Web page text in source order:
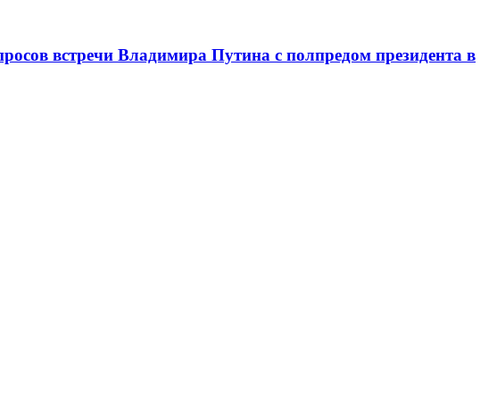
встречи Владимира Путина с полпредом президента в